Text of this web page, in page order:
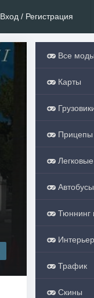
Вход / Регистрация
Все
Карты
Прицепы
Автобусы
Тюннинг
Трафик
Скины